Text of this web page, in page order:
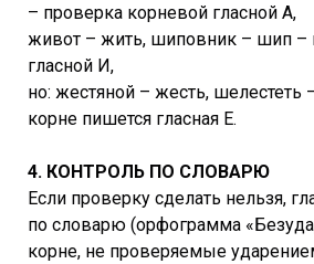
– проверка корневой гласной А,
живот – жить, шиповник – шип –
гласной И,
но: жестяной – жесть, шелестеть
корне пишется гласная Е.
4. КОНТРОЛЬ ПО СЛОВАРЮ
Если проверку сделать нельзя,
по словарю (орфограмма
корне, не проверяемые